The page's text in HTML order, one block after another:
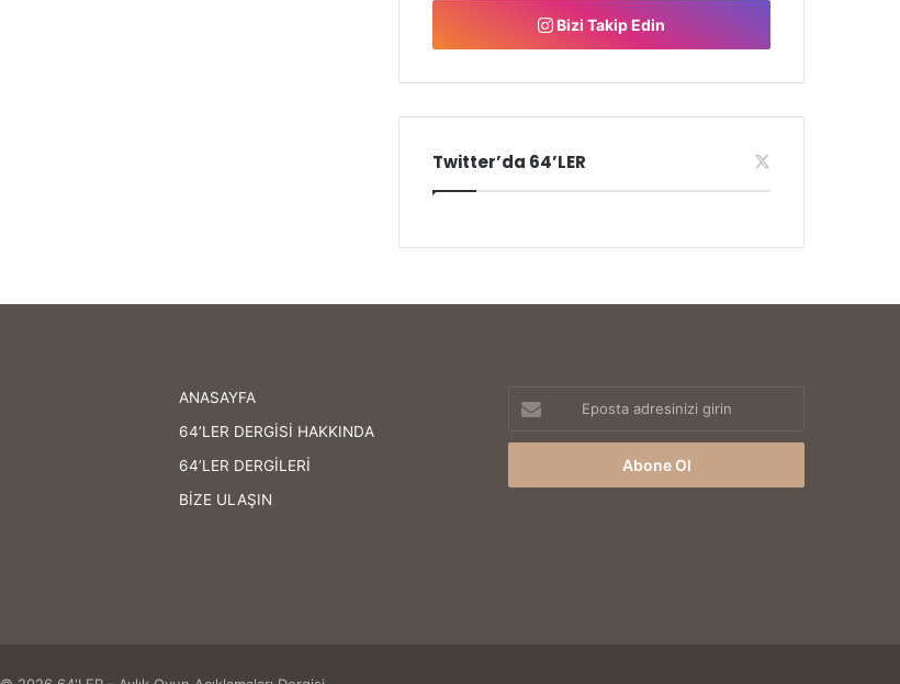
Bizi Takip Edin
Twitter’da 64’LER
ANASAYFA
64’LER DERGİSİ HAKKINDA
64’LER DERGİLERİ
BİZE ULAŞIN
adresinizi
girin